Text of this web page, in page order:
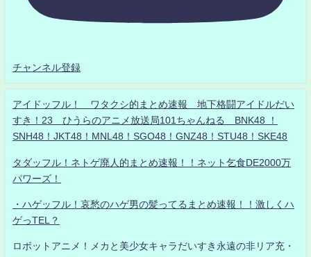
チャンネル登録
アイドッフル！ ワタクシ的まとめ速報 地下格闘アイドルだい
すき！23 ひうらのアニメ放送局101ちゃんねる BNK48 ！
SNH48！JKT48！MNL48！SGO48！GNZ48！STU48！SKE48
タダッフル！ネトゲ廃人的まとめ速報！！ネット乞食DE2000万
パワーズ！
・ハゲッフル！哀愁のハゲ男の髪ってるまとめ速報！！激しくハ
ゲっTEL？
ロボットアニメ！メカと美少女キャラだいすき永遠の非リア充・